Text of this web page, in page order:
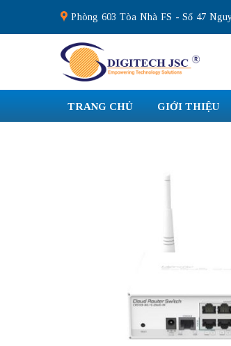
content
Phòng 603 Tòa Nhà FS - Số 47
TRANG CHỦ GIỚI THIỆU